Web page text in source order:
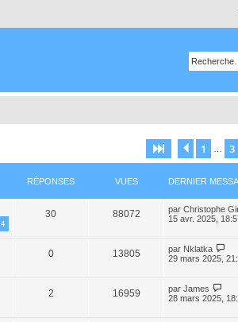
Page sur10
1 3
RÉPONSES VUES DERNIER
4
30 88072 par Christophe
15 avr. 2025,
0 13805 par Nklatka
29 mars 2025,
2 16959 par James
28 mars 2025,